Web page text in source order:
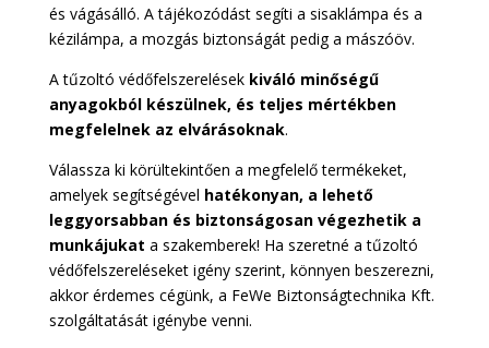
és vágásálló. A tájékozódást segíti a sisaklámpa és a
kézilámpa, a mozgás biztonságát pedig a mászóöv.
A tűzoltó védőfelszerelések kiváló minőségű
anyagokból készülnek, és teljes mértékben
megfelelnek az elvárásoknak.
Válassza ki körültekintően a megfelelő termékeket,
amelyek segítségével hatékonyan, a lehető
leggyorsabban és biztonságosan végezhetik a
munkájukat a szakemberek! Ha szeretné a tűzoltó
védőfelszereléseket igény szerint, könnyen beszerezni,
akkor érdemes cégünk, a FeWe Biztonságtechnika Kft.
szolgáltatását igénybe venni.